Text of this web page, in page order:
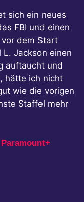
sich ein neues
FBI und einen
vor dem Start
Jackson einen
auftaucht und
hätte ich nicht
wie die vorigen
Staffel mehr